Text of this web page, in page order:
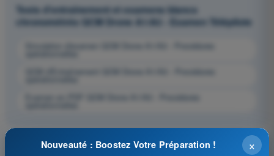
Tests d'entraînement et examens blancs
chronométrés QCM Drone A1/A3 - Examen Télépilote
Simulation d'examen QCM Drone A1/A3 - Procédures
Examen en PDF QCM Drone A1/A3 - Procédures
×
Nouveauté : Boostez Votre Préparation !